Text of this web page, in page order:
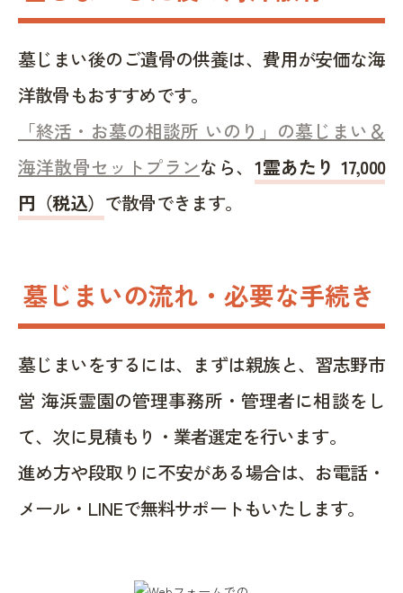
墓じまい後のご遺骨の供養は、費用が安価な海
洋散骨もおすすめです。
「終活・お墓の相談所 いのり」の墓じまい＆
海洋散骨セットプランなら、 1霊あたり 17,000
円（税込） で散骨できます。
墓じまいの流れ・必要な手続き
墓じまいをするには、まずは親族と、習志野市
営 海浜霊園の管理事務所・管理者に相談をし
て、次に見積もり・業者選定を行います。
進め方や段取りに不安がある場合は、お電話・
メール・LINEで無料サポートもいたします。